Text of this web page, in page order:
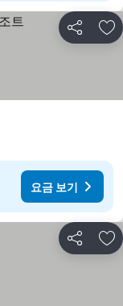
공유 즐
요금 보기
공유 즐